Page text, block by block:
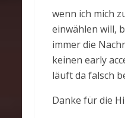
wenn ich mich
einwählen will,
immer die
keinen early
läuft da falsch
Danke für die